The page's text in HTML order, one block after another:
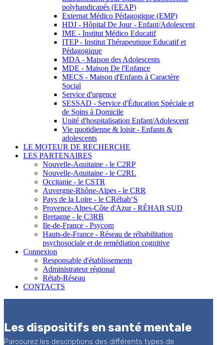
polyhandicapés (EEAP)
Externat Médico Pédagogique (EMP)
HDJ - Hôpital De Jour - Enfant/Adolescent
IME - Institut Médico Educatif
ITEP - Institut Thérapeutique Educatif et
Pédagogique
MDA - Maison des Adolescents
MDE - Maison De l'Enfance
MECS - Maison d'Enfants à Caractère
Social
Service d'urgence
SESSAD - Service d'Éducation Spéciale et
de Soins à Domicile
Unité d'hospitalisation Enfant/Adolescent
Vie quotidienne & loisir - Enfants &
adolescents
LE MOTEUR DE RECHERCHE
LES PARTENAIRES
Nouvelle-Aquitaine - le C2RP
Nouvelle-Aquitaine - le C2RL
Occitanie - le CSTR
Auvergne-Rhône-Alpes - le CRR
Pays de la Loire - le CRéhab’S
Provence-Alpes-Côte d'Azur - RÉHAB SUD
Bretagne - le C3RB
Ile-de-France - Psycom
Hauts-de-France - Réseau de réhabilitation
psychosociale et de remédiation cognitive
Connexion
Responsable d'établissements
Administrateur régional
Rétab-Réseau
CONTACTS
Les dispositifs en santé mentale
Parcourez les descriptions des différents types de